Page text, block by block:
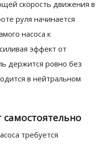
скорость движения в
руля начинается
насоса к
эффект от
держится ровно без
в нейтральном
самостоятельно
требуется